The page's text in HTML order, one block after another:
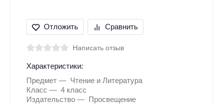
Отложить Сравнить
Написать отзыв
Характеристики:
Предмет
Чтение и Литература
Класс
4 класс
Издательство
Просвещение